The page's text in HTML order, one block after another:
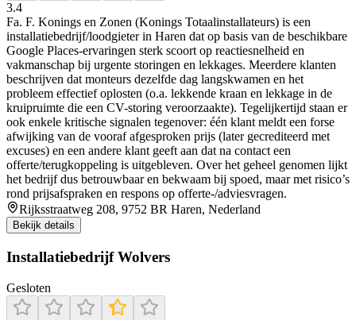
3.4
Fa. F. Konings en Zonen (Konings Totaalinstallateurs) is een
installatiebedrijf/loodgieter in Haren dat op basis van de beschikbare
Google Places-ervaringen sterk scoort op reactiesnelheid en
vakmanschap bij urgente storingen en lekkages. Meerdere klanten
beschrijven dat monteurs dezelfde dag langskwamen en het
probleem effectief oplosten (o.a. lekkende kraan en lekkage in de
kruipruimte die een CV-storing veroorzaakte). Tegelijkertijd staan er
ook enkele kritische signalen tegenover: één klant meldt een forse
afwijking van de vooraf afgesproken prijs (later gecrediteerd met
excuses) en een andere klant geeft aan dat na contact een
offerte/terugkoppeling is uitgebleven. Over het geheel genomen lijkt
het bedrijf dus betrouwbaar en bekwaam bij spoed, maar met risico’s
rond prijsafspraken en respons op offerte-/adviesvragen.
Rijksstraatweg 208, 9752 BR Haren, Nederland
Bekijk details
Installatiebedrijf Wolvers
Gesloten